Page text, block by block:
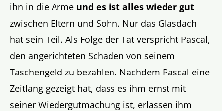
ihn in die Arme und es ist alles wieder gut
zwischen Eltern und Sohn. Nur das Glasdach
hat sein Teil. Als Folge der Tat verspricht Pascal,
den angerichteten Schaden von seinem
Taschengeld zu bezahlen. Nachdem Pascal eine
Zeitlang gezeigt hat, dass es ihm ernst mit
seiner Wiedergutmachung ist, erlassen ihm